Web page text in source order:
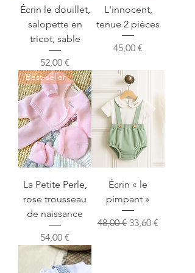
Écrin le douillet,
salopette en
tricot, sable
Prix
52,00 €
L'innocent,
tenue 2 pièces
Prix
45,00 €
Best-seller
La Petite Perle,
rose trousseau
de naissance
Prix
54,00 €
Écrin « le
pimpant »
Prix original
48,00 € Prix
33,60 €